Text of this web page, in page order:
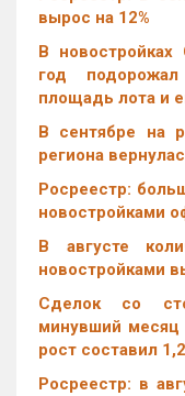
вырос на 12%
В
год
площадь лота и
В сентябре на
региона
Росреестр:
новостройками
В августе
новостройками
Cделок со
минувший месяц
рост составил
Росреестр: в